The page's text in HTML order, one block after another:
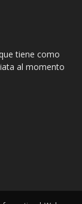
tiene como
al momento